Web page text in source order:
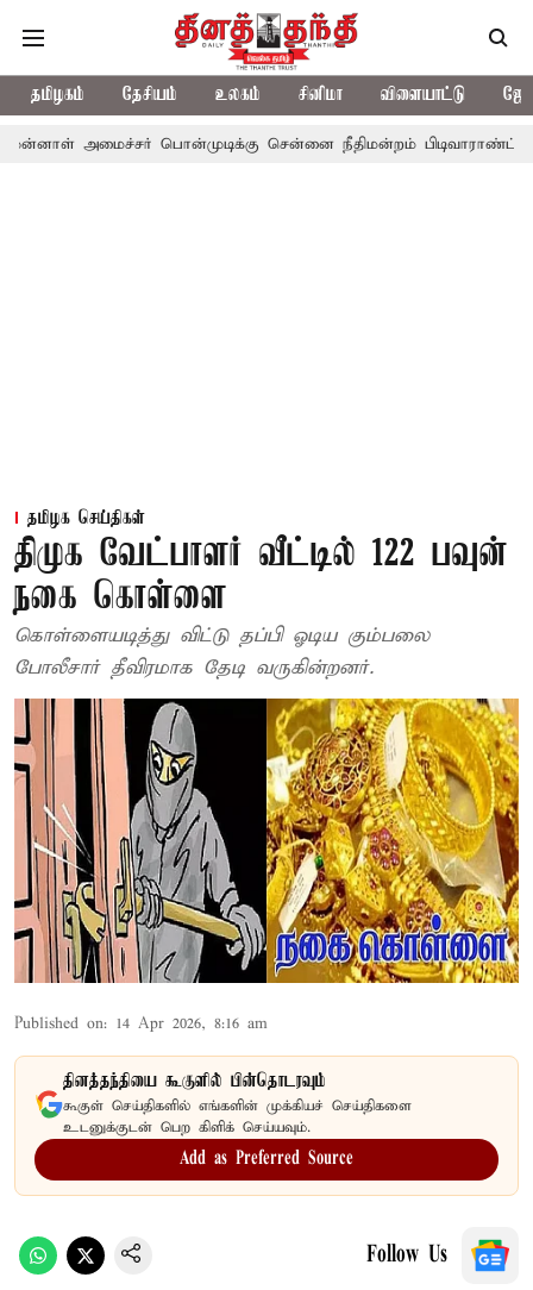
தமிழகம் தேசியம் உலகம் சினிமா விளையாட்டு
பொன்முடிக்கு சென்னை நீதிமன்றம் பிடிவாராண்ட்
தமிழக செய்திகள்
திமுக வேட்பாளர் வீட்டில் 122 பவுன்
நகை கொள்ளை
கொள்ளையடித்து விட்டு தப்பி ஓடிய கும்பலை
போலீசார் தீவிரமாக தேடி வருகின்றனர்.
Published on: 14 Apr 2026, 8:16 am
தினத்தந்தியை கூகுளில் பின்தொடரவும்
கூகுள் செய்திகளில் எங்களின் முக்கியச் செய்திகளை
உடனுக்குடன் பெற கிளிக் செய்யவும்.
Add as Preferred Source
Follow Us